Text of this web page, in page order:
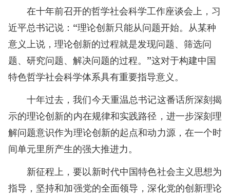
在十年前召开的哲学社会科学工作座谈会上，习
近平总书记说：“理论创新只能从问题开始。从某种
意义上说，理论创新的过程就是发现问题、筛选问
题、研究问题、解决问题的过程。”这对于构建中国
特色哲学社会科学体系具有重要指导意义。
十年过去，我们今天重温总书记这番话所深刻揭
示的理论创新的内在规律和实践路径，进一步深刻理
解问题意识作为理论创新的起点和动力源，在一个时
间单元里所产生的强大推进力。
新征程上，要以新时代中国特色社会主义思想为
指导，坚持和加强党的全面领导，深化党的创新理论